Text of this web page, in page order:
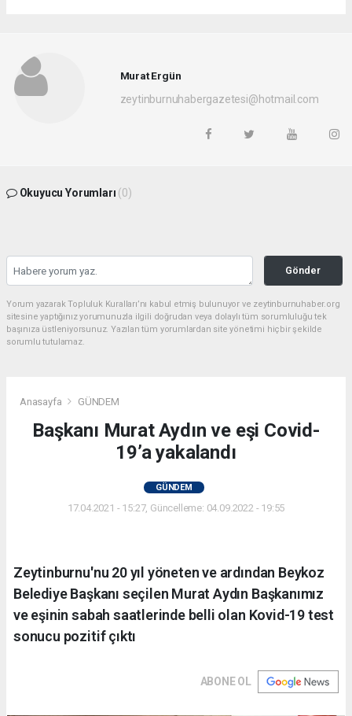
Murat Ergün
zeytinburnuhabergazetesi@hotmail.com
Okuyucu Yorumları (0)
Gönder
Yorum yazarak Topluluk Kuralları’nı kabul etmiş bulunuyor ve zeytinburnuhaber.org
sitesine yaptığınız yorumunuzla ilgili doğrudan veya dolaylı tüm sorumluluğu tek
başınıza üstleniyorsunuz. Yazılan tüm yorumlardan site yönetimi hiçbir şekilde
sorumlu tutulamaz.
Anasayfa GÜNDEM
Başkanı Murat Aydın ve eşi Covid-
19’a yakalandı
GÜNDEM
17.04.2021 - 15:27, Güncelleme: 04.09.2022 - 19:55
Zeytinburnu'nu 20 yıl yöneten ve ardından Beykoz
Belediye Başkanı seçilen Murat Aydın Başkanımız
ve eşinin sabah saatlerinde belli olan Kovid-19 test
sonucu pozitif çıktı
ABONE OL